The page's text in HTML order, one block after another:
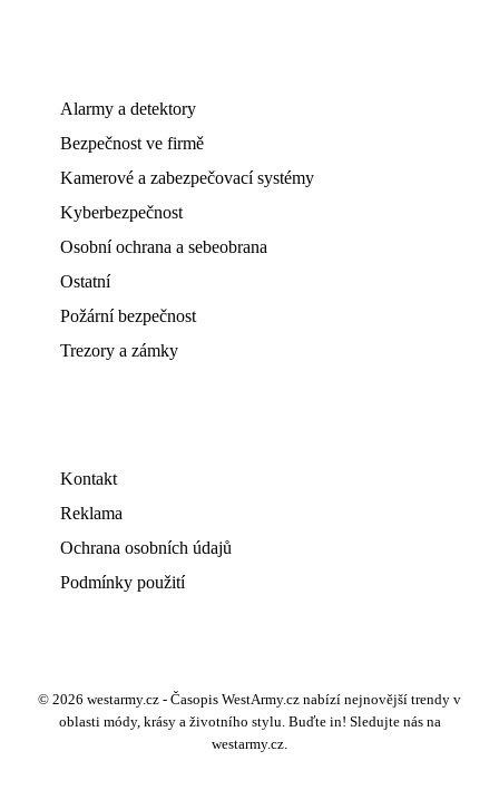
Alarmy a detektory
Bezpečnost ve firmě
Kamerové a zabezpečovací systémy
Kyberbezpečnost
Osobní ochrana a sebeobrana
Ostatní
Požární bezpečnost
Trezory a zámky
Kontakt
Reklama
Ochrana osobních údajů
Podmínky použití
© 2026 westarmy.cz - Časopis WestArmy.cz nabízí nejnovější trendy v
oblasti módy, krásy a životního stylu. Buďte in! Sledujte nás na
westarmy.cz.